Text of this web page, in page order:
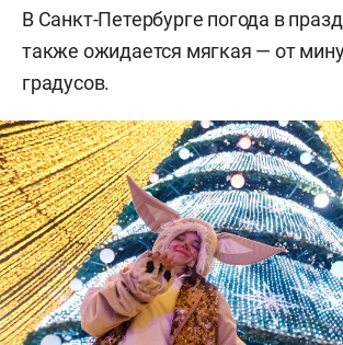
В Санкт-Петербурге погода в
также ожидается мягкая — от
градусов.